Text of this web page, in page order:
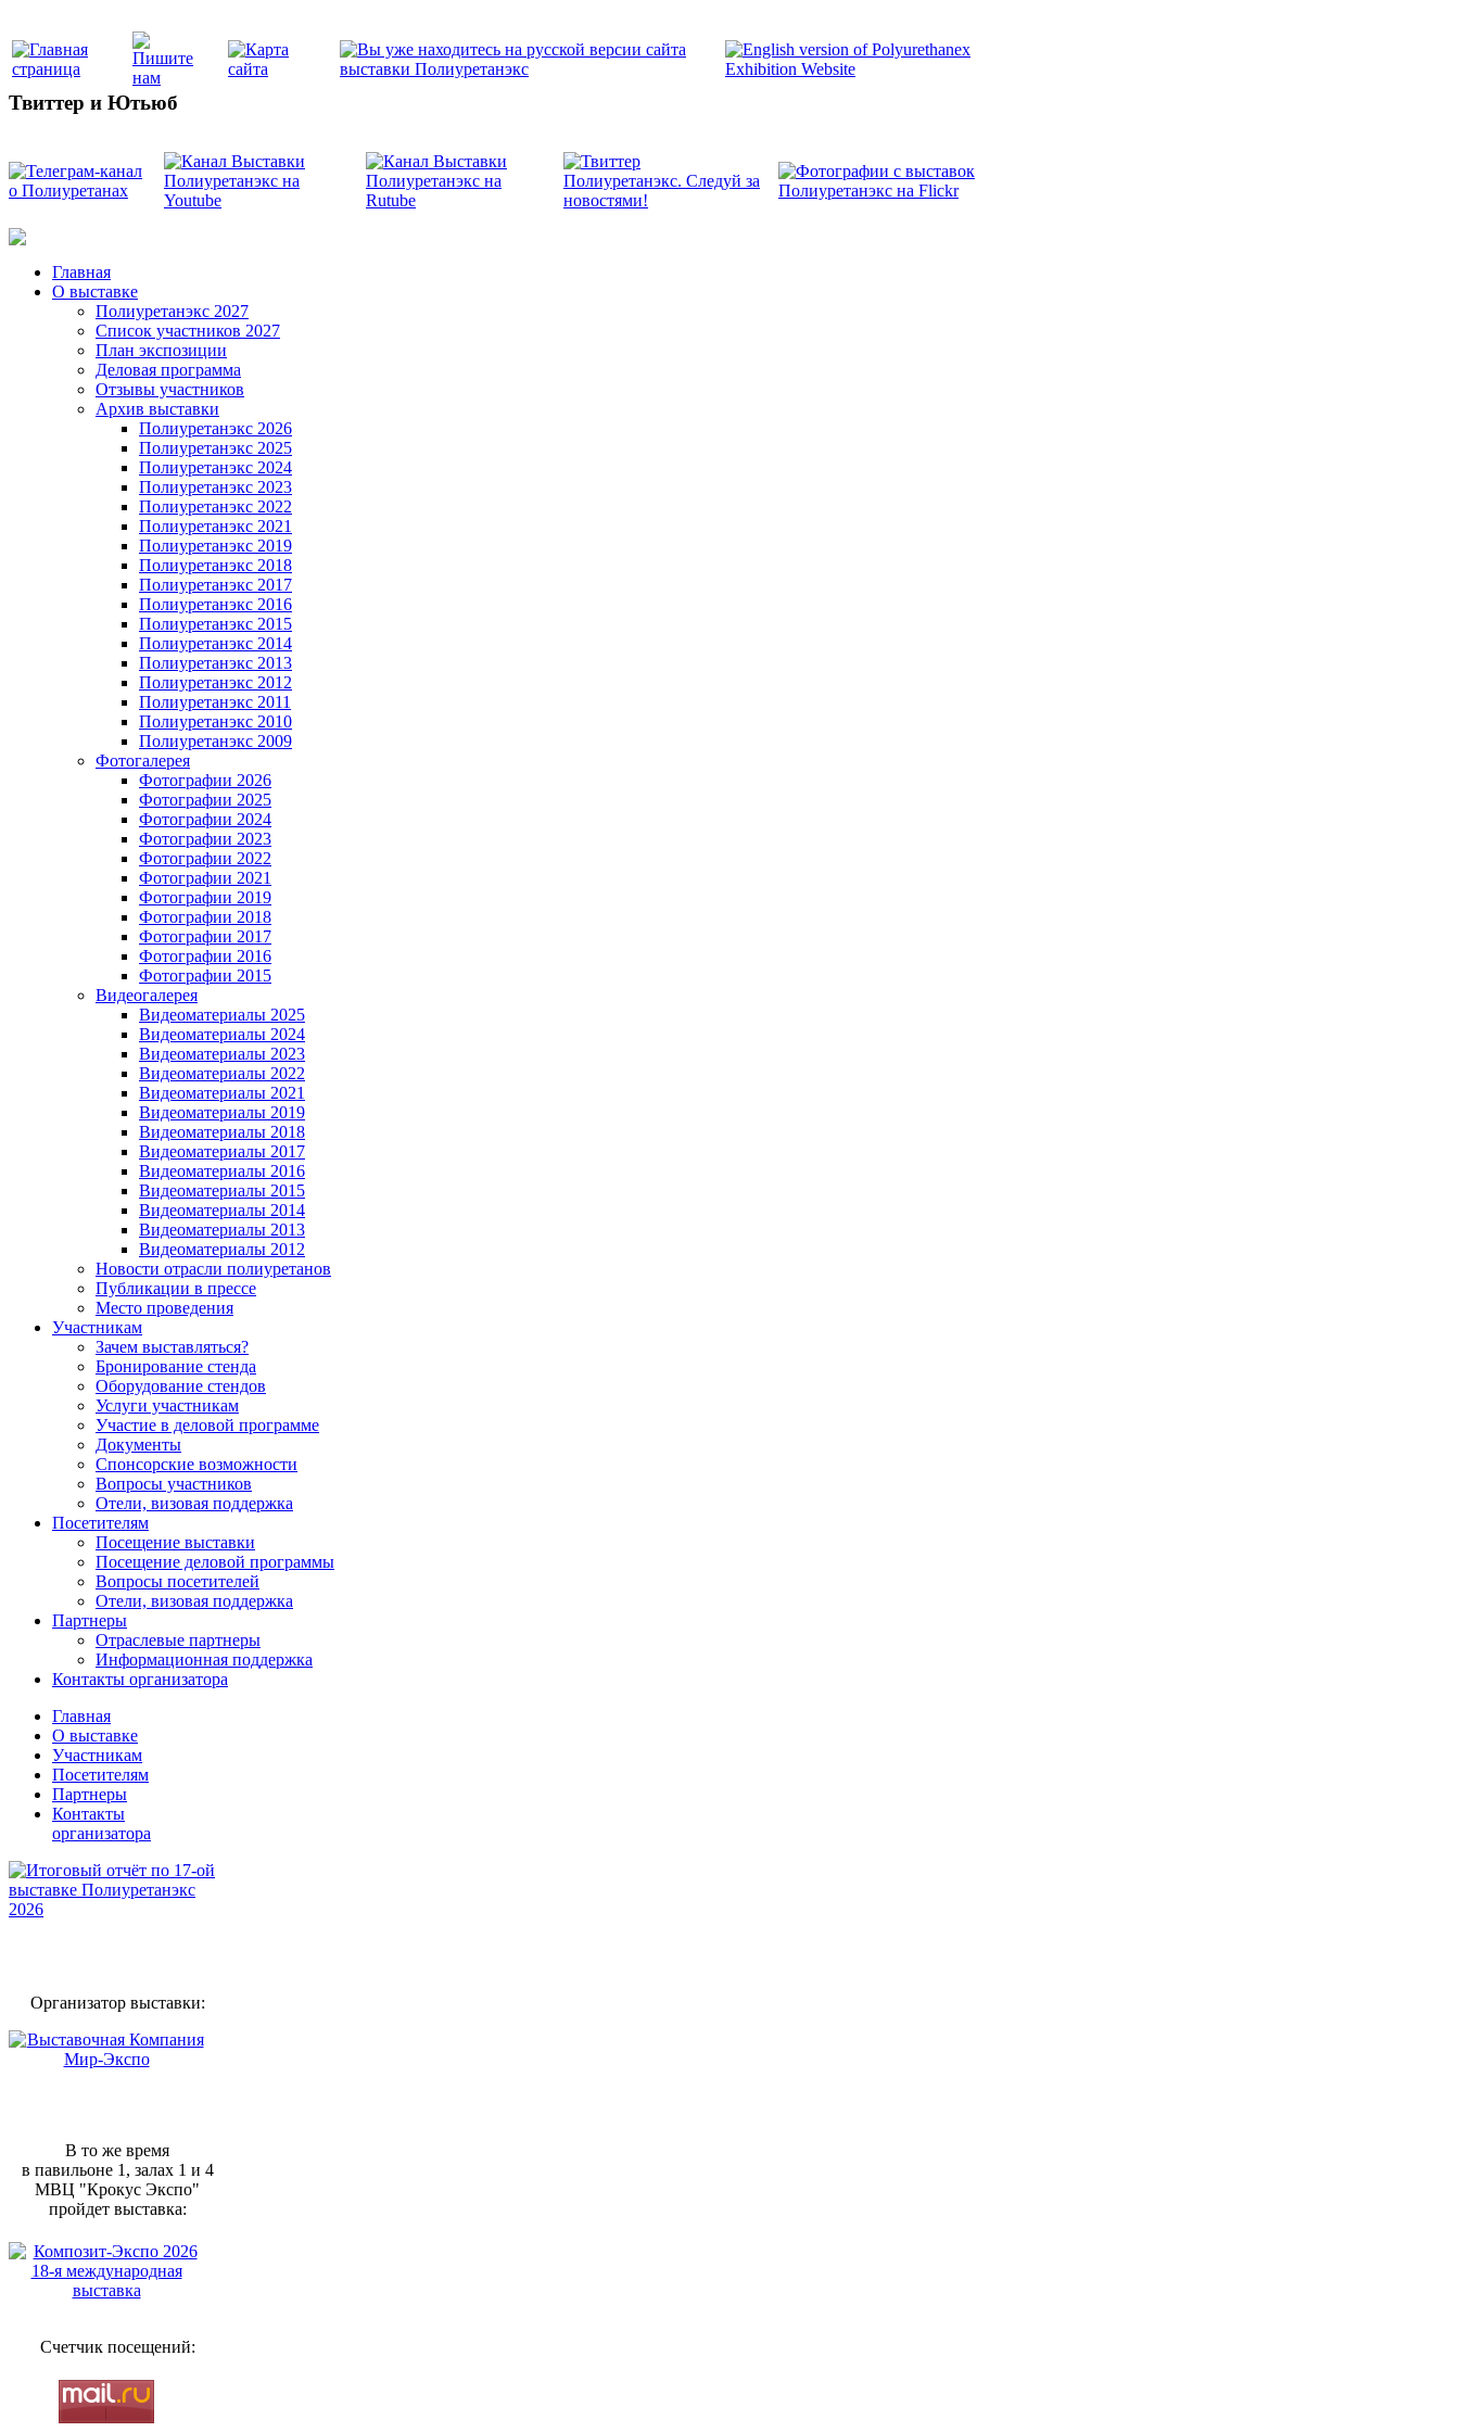
Твиттер и Ютьюб
Главная
О выставке
Полиуретанэкс 2027
Список участников 2027
План экспозиции
Деловая программа
Отзывы участников
Архив выставки
Полиуретанэкс 2026
Полиуретанэкс 2025
Полиуретанэкс 2024
Полиуретанэкс 2023
Полиуретанэкс 2022
Полиуретанэкс 2021
Полиуретанэкс 2019
Полиуретанэкс 2018
Полиуретанэкс 2017
Полиуретанэкс 2016
Полиуретанэкс 2015
Полиуретанэкс 2014
Полиуретанэкс 2013
Полиуретанэкс 2012
Полиуретанэкс 2011
Полиуретанэкс 2010
Полиуретанэкс 2009
Фотогалерея
Фотографии 2026
Фотографии 2025
Фотографии 2024
Фотографии 2023
Фотографии 2022
Фотографии 2021
Фотографии 2019
Фотографии 2018
Фотографии 2017
Фотографии 2016
Фотографии 2015
Видеогалерея
Видеоматериалы 2025
Видеоматериалы 2024
Видеоматериалы 2023
Видеоматериалы 2022
Видеоматериалы 2021
Видеоматериалы 2019
Видеоматериалы 2018
Видеоматериалы 2017
Видеоматериалы 2016
Видеоматериалы 2015
Видеоматериалы 2014
Видеоматериалы 2013
Видеоматериалы 2012
Новости отрасли полиуретанов
Публикации в прессе
Место проведения
Участникам
Зачем выставляться?
Бронирование стенда
Оборудование стендов
Услуги участникам
Участие в деловой программе
Документы
Спонсорские возможности
Вопросы участников
Отели, визовая поддержка
Посетителям
Посещение выставки
Посещение деловой программы
Вопросы посетителей
Отели, визовая поддержка
Партнеры
Отраслевые партнеры
Информационная поддержка
Контакты организатора
Главная
О выставке
Участникам
Посетителям
Партнеры
Контакты
организатора
Организатор выставки:
В то же время
в павильоне 1, залах 1 и 4
МВЦ "Крокус Экспо"
пройдет выставка:
Счетчик посещений: